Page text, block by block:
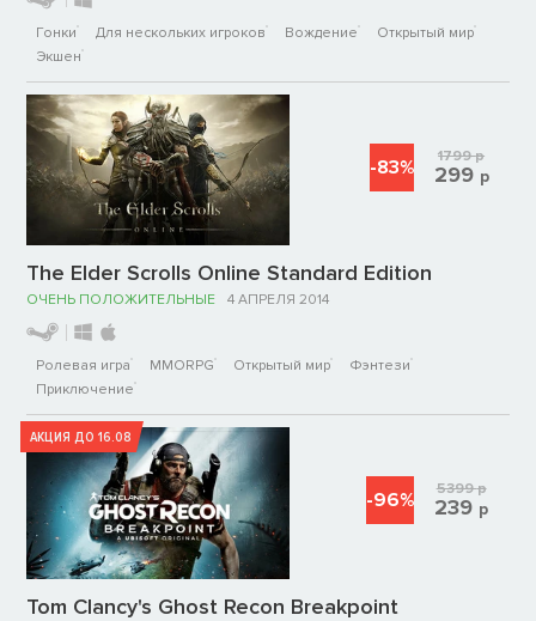
Гонки Для нескольких игроков Вождение
Открытый мир
Экшен
The Elder Scrolls Online Standard Edition
ОЧЕНЬ ПОЛОЖИТЕЛЬНЫЕ 4 АПРЕЛЯ 2014
Ролевая игра MMORPG Открытый мир
Фэнтези
Приключение
-83% 1799р
299 р
АКЦИЯ ДО 16.08
Tom Clancy's Ghost Recon Breakpoint
-96% 5399р
239 р